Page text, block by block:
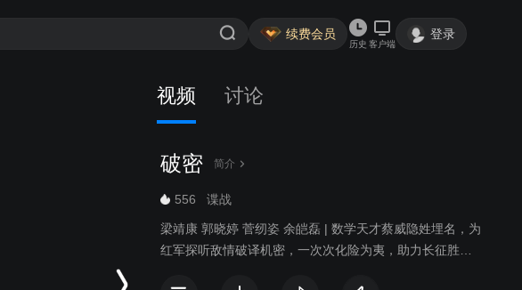
续费会员
历史 客户端
登录
视频 讨论
破密 简介
556 谍战
梁靖康 郭晓婷 菅纫姿 余皑磊 | 数学天才蔡威隐姓埋名，为
红军探听敌情破译机密，一次次化险为夷，助力长征胜